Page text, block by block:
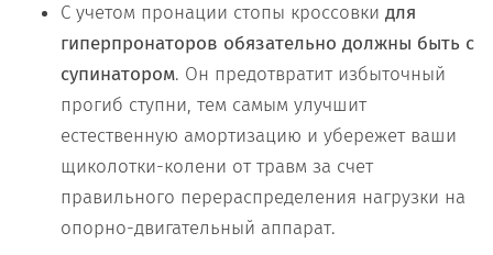
C учетом пронации стопы кроссовки для
гиперпронаторов обязательно должны быть с
супинатором. Он предотвратит избыточный
прогиб ступни, тем самым улучшит
естественную амортизацию и убережет ваши
щиколотки-колени от травм за счет
правильного перераспределения нагрузки на
опорно-двигательный аппарат.